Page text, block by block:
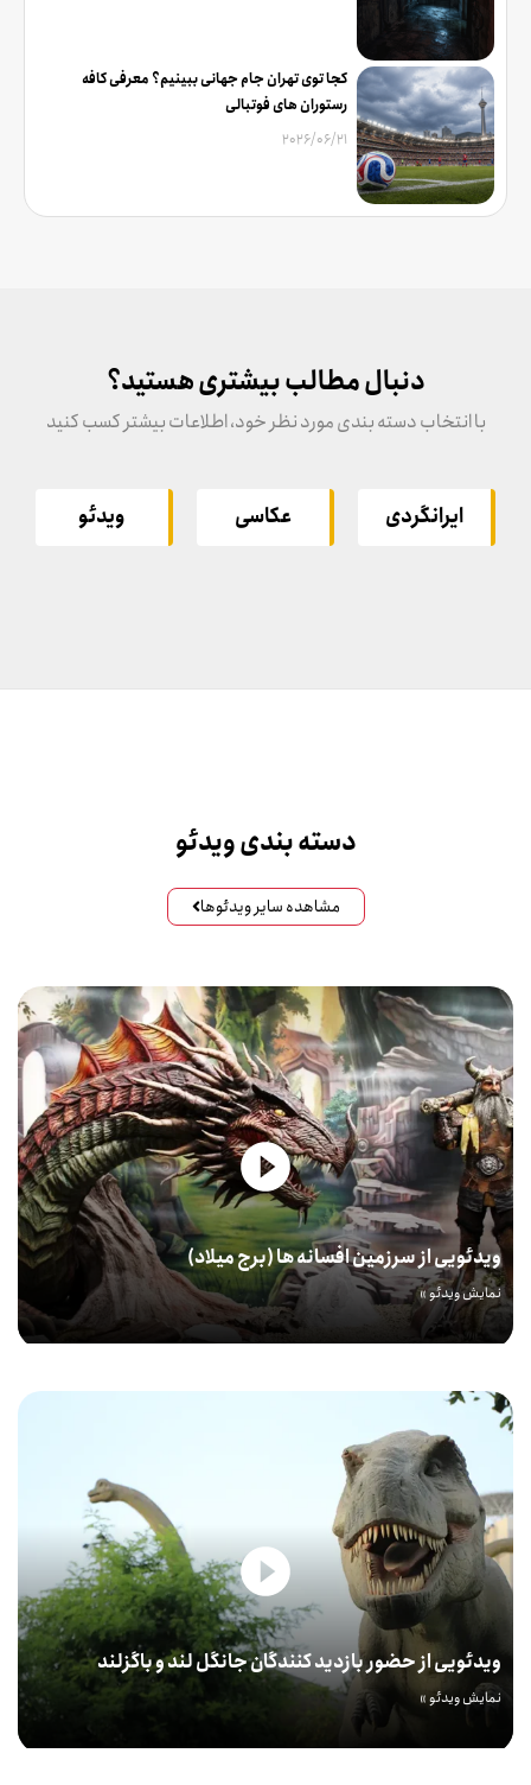
کجا توی تهران جام جهانی ببینیم؟ معرفی کافه
رستوران های فوتبالی
2026/06/21
دنبال مطالب بیشتری هستید؟
با انتخاب دسته بندی مورد نظر خود، اطلاعات بیشتر کسب کنید
ایرانگردی عکاسی ویدئو
دسته بندی ویدئو
مشاهده سایر ویدئوها
ویدئویی از سرزمین افسانه ها (برج میلاد)
نمایش ویدئو »
ویدئویی از حضور بازدید کنندگان جانگل لند و باگزلند
نمایش ویدئو »